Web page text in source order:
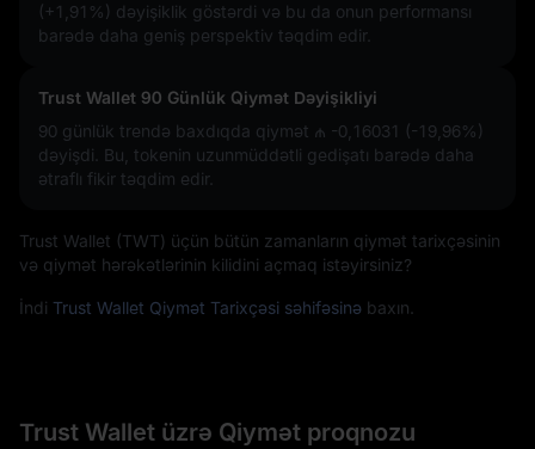
(+1,91%) dəyişiklik göstərdi və bu da onun performansı
barədə daha geniş perspektiv təqdim edir.
Trust Wallet 90 Günlük Qiymət Dəyişikliyi
90 günlük trendə baxdıqda qiymət ₼ -0,16031 (-19,96%)
dəyişdi. Bu, tokenin uzunmüddətli gedişatı barədə daha
ətraflı fikir təqdim edir.
Trust Wallet (TWT) üçün bütün zamanların qiymət tarixçəsinin
və qiymət hərəkətlərinin kilidini açmaq istəyirsiniz?
İndi Trust Wallet Qiymət Tarixçəsi səhifəsinə baxın.
Trust Wallet üzrə Qiymət proqnozu